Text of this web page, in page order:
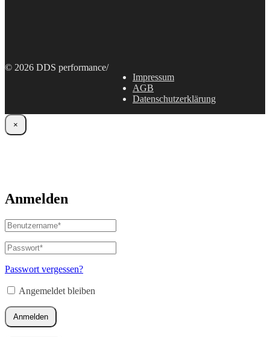
© 2026 DDS performance/
Impressum
AGB
Datenschutzerklärung
×
Anmelden
Benutzername
oder
E-
Mail-
Adresse*
Passwort*
Erforderlich
Passwort vergessen?
Angemeldet bleiben
Anmelden